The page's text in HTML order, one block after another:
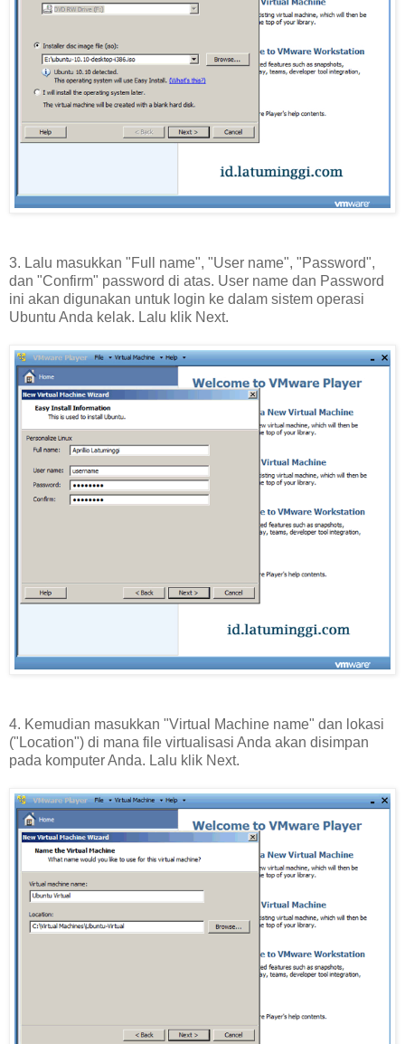
3. Lalu masukkan "Full name", "User name", "Password",
dan "Confirm" password di atas. User name dan Password
ini akan digunakan untuk login ke dalam sistem operasi
Ubuntu Anda kelak. Lalu klik Next.
4. Kemudian masukkan "Virtual Machine name" dan lokasi
("Location") di mana file virtualisasi Anda akan disimpan
pada komputer Anda. Lalu klik Next.